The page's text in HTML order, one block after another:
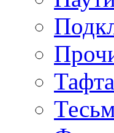
Тафта